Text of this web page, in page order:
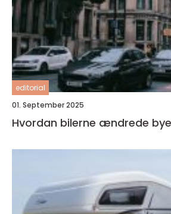
editorial
01. September 2025
Hvordan bilerne ændrede